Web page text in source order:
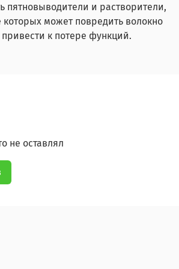
пятновыводители и растворители,
которых может повредить волокно
к потере функций.
не оставлял